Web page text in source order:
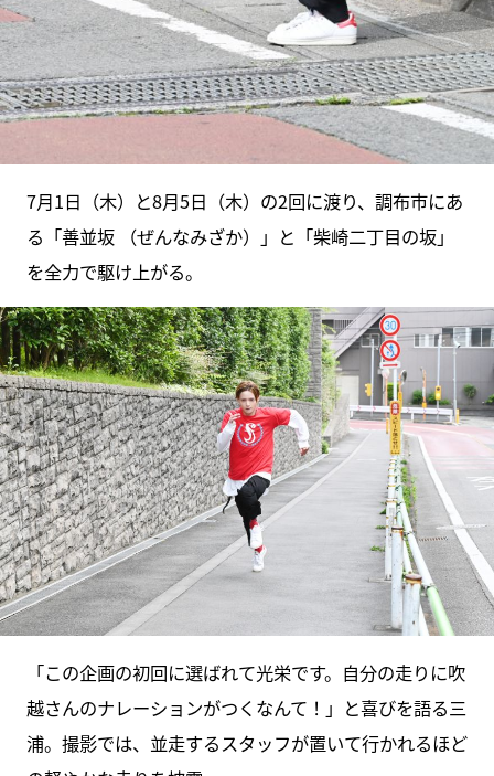
7月1日（木）と8月5日（木）の2回に渡り、調布市にあ
る「善並坂 （ぜんなみざか）」と「柴崎二丁目の坂」
を全力で駆け上がる。
「この企画の初回に選ばれて光栄です。自分の走りに吹
越さんのナレーションがつくなんて！」と喜びを語る三
浦。撮影では、並走するスタッフが置いて行かれるほど